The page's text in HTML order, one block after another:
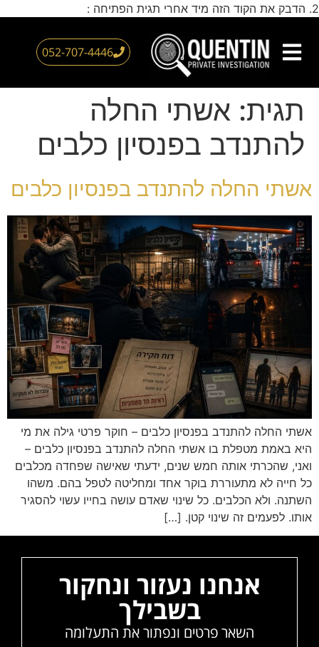
2. הדבק את הקוד הזה מיד אחרי תגית הפתיחה :
דילוג
052-707-4446
תגית: אשתי החלה
להתנדב בפנסיון כלבים
אשתי החלה להתנדב בפנסיון כלבים
אשתי החלה להתנדב בפנסיון כלבים – חוקר פרטי גילה את מי
היא באמת מטפלת בו אשתי החלה להתנדב בפנסיון כלבים –
ואני, שהכרתי אותה חמש שנים, ידעתי שאישה שפחדה מכלבים
כל חייה לא מתעוררת בוקר אחד ומחליטה לטפל בהם. משהו
השתנה. ולא הכלבים. כל שינוי שאדם עושה בחייו עשוי להסגיר
אותו. לפעמים זה שינוי קטן. […]
אנחנו נעזור ונחקור
בשבילך
השאר פרטים ונפתור את התעלומה